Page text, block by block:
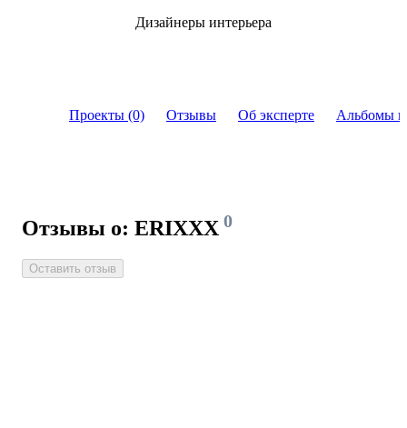
Проекты (0) Отзывы Об эксперте Альбомы
Отзывы о: ERIXXX 0
Оставить отзыв
Дизайнеры интерьера